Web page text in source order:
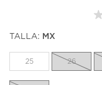
TALLA: MX
25 26